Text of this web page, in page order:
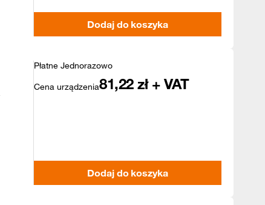
Dodaj do koszyka
Płatne Jednorazowo
Cena urządzenia81,22 zł + VAT
Dodaj do koszyka